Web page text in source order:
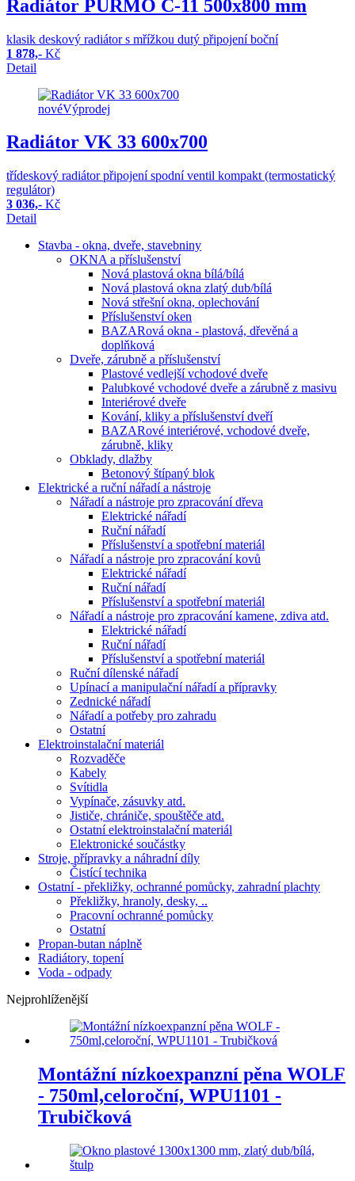
Radiátor PURMO C-11 500x800 mm
klasik deskový radiátor s mřížkou dutý připojení boční
1 878,- Kč
Detail
novéVýprodej
Radiátor VK 33 600x700
třídeskový radiátor připojení spodní ventil kompakt (termostatický
regulátor)
3 036,- Kč
Detail
Stavba - okna, dveře, stavebniny
OKNA a příslušenství
Nová plastová okna bílá/bílá
Nová plastová okna zlatý dub/bílá
Nová střešní okna, oplechování
Příslušenství oken
BAZARová okna - plastová, dřevěná a
doplňková
Dveře, zárubně a příslušenství
Plastové vedlejší vchodové dveře
Palubkové vchodové dveře a zárubně z masivu
Interiérové dveře
Kování, kliky a příslušenství dveří
BAZARové interiérové, vchodové dveře,
zárubně, kliky
Obklady, dlažby
Betonový štípaný blok
Elektrické a ruční nářadí a nástroje
Nářadí a nástroje pro zpracování dřeva
Elektrické nářadí
Ruční nářadí
Příslušenství a spotřební materiál
Nářadí a nástroje pro zpracování kovů
Elektrické nářadí
Ruční nářadí
Příslušenství a spotřební materiál
Nářadí a nástroje pro zpracování kamene, zdiva atd.
Elektrické nářadí
Ruční nářadí
Příslušenství a spotřební materiál
Ruční dílenské nářadí
Upínací a manipulační nářadí a přípravky
Zednické nářadí
Nářadí a potřeby pro zahradu
Ostatní
Elektroinstalační materiál
Rozvaděče
Kabely
Svítidla
Vypínače, zásuvky atd.
Jističe, chrániče, spouštěče atd.
Ostatní elektroinstalační materiál
Elektronické součástky
Stroje, přípravky a náhradní díly
Čistící technika
Ostatní - překližky, ochranné pomůcky, zahradní plachty
Překližky, hranoly, desky, ..
Pracovní ochranné pomůcky
Ostatní
Propan-butan náplně
Radiátory, topení
Voda - odpady
Nejprohlíženější
Montážní nízkoexpanzní pěna WOLF
- 750ml,celoroční, WPU1101 -
Trubičková